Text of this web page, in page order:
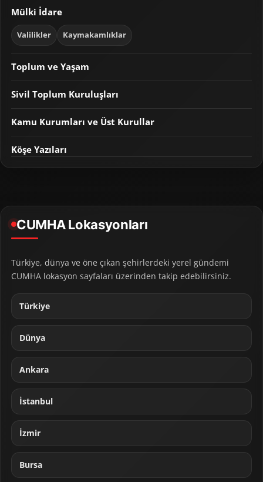
Mülki İdare
Valilikler Kaymakamlıklar
Toplum ve Yaşam
Sivil Toplum Kuruluşları
Kamu Kurumları ve Üst Kurullar
Köşe Yazıları
CUMHA Lokasyonları
Türkiye, dünya ve öne çıkan şehirlerdeki yerel gündemi
CUMHA lokasyon sayfaları üzerinden takip edebilirsiniz.
Türkiye
Dünya
Ankara
İstanbul
İzmir
Bursa